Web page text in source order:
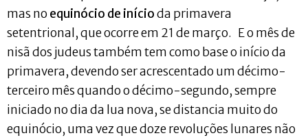
mas no equinócio de inícioda primavera
setentrional, que ocorre em 21 de março. E o mês de
nisã dos judeus também tem como base o início da
primavera, devendo ser acrescentado um décimo-
terceiro mês quando o décimo-segundo, sempre
iniciado no dia da lua nova, se distancia muito do
equinócio, uma vez que doze revoluções lunares não